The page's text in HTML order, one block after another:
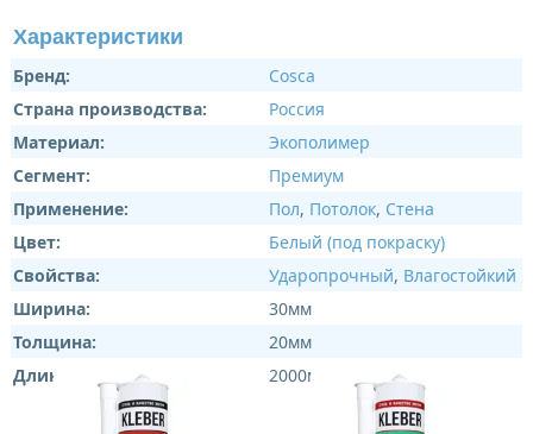
Характеристики
Бренд:
Cosca
Страна производства:
Россия
Материал:
Экополимер
Сегмент:
Премиум
Применение:
Пол, Потолок, Стена
Цвет:
Белый (под покраску)
Свойства:
Ударопрочный, Влагостойкий
Ширина:
30мм
Толщина:
20мм
Длина:
2000мм